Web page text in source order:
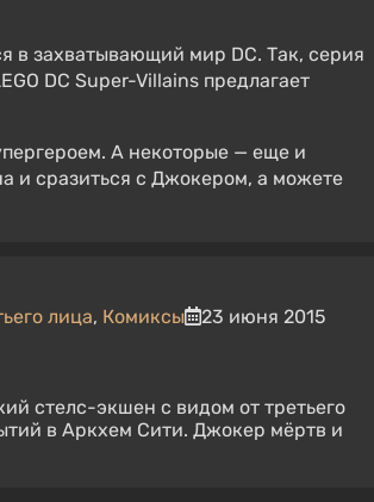
в захватывающий мир DC. Так, серия
DC Super-Villains предлагает
А некоторые — еще и
и сразиться с Джокером, а можете
лица, Комиксы
23 июня 2015
стелс-экшен с видом от третьего
в Аркхем Сити. Джокер мёртв и